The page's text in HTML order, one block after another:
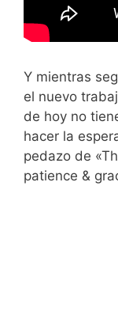
Y mientras
el nuevo
de hoy no
hacer la
pedazo de
patience &